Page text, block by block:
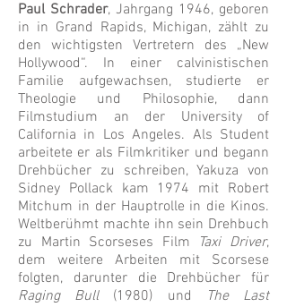
Paul Schrader, Jahrgang 1946, geboren
in in Grand Rapids, Michigan, zählt zu
den wichtigsten Vertretern des „New
Hollywood“. In einer calvinistischen
Familie aufgewachsen, studierte er
Theologie und Philosophie, dann
Filmstudium an der University of
California in Los Angeles. Als Student
arbeitete er als Filmkritiker und begann
Drehbücher zu schreiben, Yakuza von
Sidney Pollack kam 1974 mit Robert
Mitchum in der Hauptrolle in die Kinos.
Weltberühmt machte ihn sein Drehbuch
zu Martin Scorseses Film
Taxi Driver,
dem weitere Arbeiten mit Scorsese
folgten, darunter die Drehbücher für
Raging Bull(1980) und
The Last